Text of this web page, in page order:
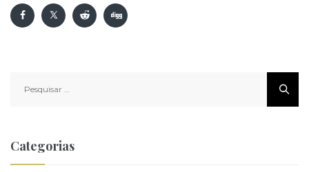
por:
Categorias